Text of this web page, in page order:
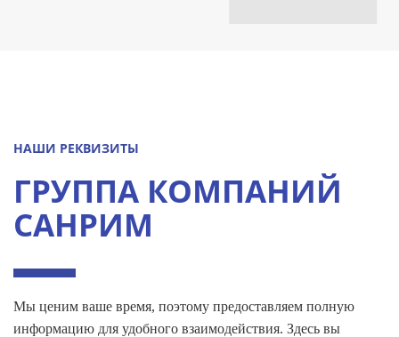
НАШИ РЕКВИЗИТЫ
ГРУППА КОМПАНИЙ
САНРИМ
Мы ценим ваше время, поэтому предоставляем полную
информацию для удобного взаимодействия. Здесь вы